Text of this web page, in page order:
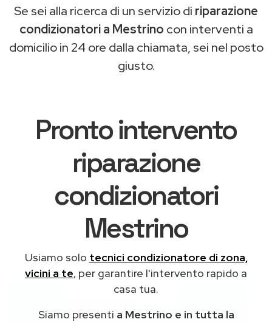
Se sei alla ricerca di un servizio di riparazione
condizionatori a Mestrino con interventi a
domicilio in 24 ore dalla chiamata, sei nel posto
giusto.
Pronto intervento
riparazione
condizionatori
Mestrino
Usiamo solo tecnici condizionatore di zona,
vicini a te, per garantire l'intervento rapido a
casa tua.
Siamo presenti a Mestrino e in tutta la